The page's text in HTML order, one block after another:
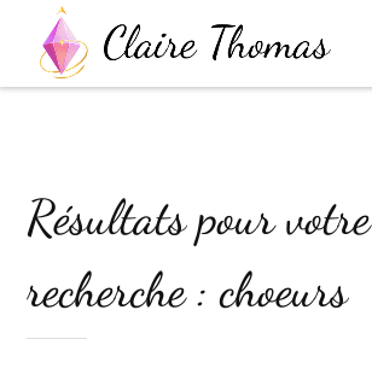
Résultats pour votre
recherche : choeurs